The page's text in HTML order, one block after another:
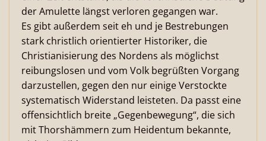
der Amulette längst verloren gegangen war.
Es gibt außerdem seit eh und je Bestrebungen
stark christlich orientierter Historiker, die
Christianisierung des Nordens als möglichst
reibungslosen und vom Volk begrüßten Vorgang
darzustellen, gegen den nur einige Verstockte
systematisch Widerstand leisteten. Da passt eine
offensichtlich breite „Gegenbewegung“, die sich
mit Thorshämmern zum Heidentum bekannte,